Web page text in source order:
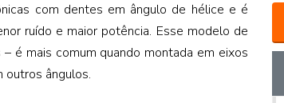
com dentes em ângulo de hélice e é
ruído e maior potência. Esse modelo de
é mais comum quando montada em eixos
outros ângulos.